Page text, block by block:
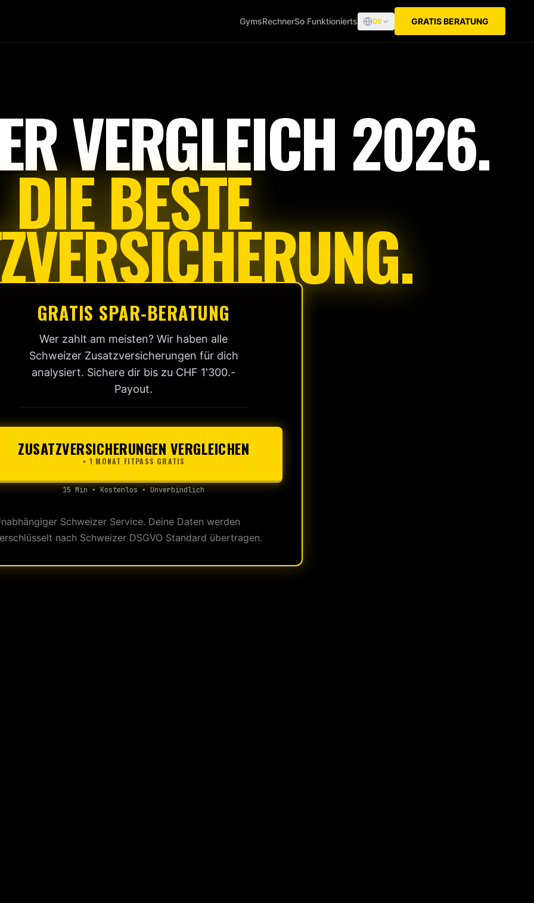
GymsRechnerSo Funktionierts DE GRATIS BERATUNG
VERGLEICH 2026.
DIE BESTE
GRATIS SPAR-BERATUNG
Wer zahlt am meisten? Wir haben alle
Schweizer Zusatzversicherungen für dich
analysiert. Sichere dir bis zu CHF 1'300.-
Payout.
ZUSATZVERSICHERUNGEN VERGLEICHEN
+ 1 MONAT FITPASS GRATIS
15 Min • Kostenlos • Unverbindlich
Schweizer Service. Deine Daten werden
nach Schweizer DSGVO Standard übertragen.